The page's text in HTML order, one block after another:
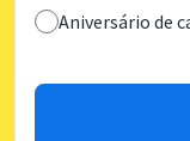
Aniversário de